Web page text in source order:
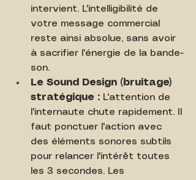
intervient. L'intelligibilité de
votre message commercial
reste ainsi absolue, sans avoir
à sacrifier l'énergie de la bande-
son.
Le Sound Design (bruitage)
stratégique : L'attention de
l'internaute chute rapidement. Il
faut ponctuer l'action avec
des éléments sonores subtils
pour relancer l'intérêt toutes
les 3 secondes. Les